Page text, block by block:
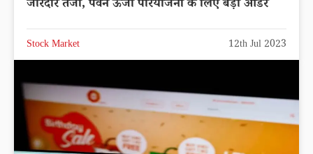
जोरदार तेजी, पवन ऊर्जा परियोजना के लिए बड़ा ऑर्डर
Stock Market 12th Jul 2023